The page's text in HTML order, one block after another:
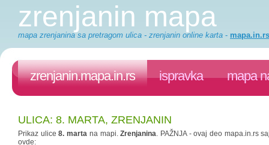
zrenjanin mapa
mapa zrenjanina sa pretragom ulica - zrenjanin online karta - mapa.in.rs
zrenjanin.mapa.in.rs ispravka mapa
ULICA: 8. MARTA, ZRENJANIN
Prikaz ulice8. marta na mapi.Zrenjanina. PAŽNJA - ovaj deo mapa.in.rs
ovde: